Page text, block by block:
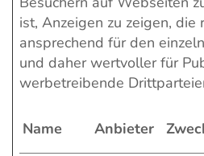
ist, Anzeigen zu zeigen, die
ansprechend für den
und daher wertvoller für
werbetreibende
Name Anbieter